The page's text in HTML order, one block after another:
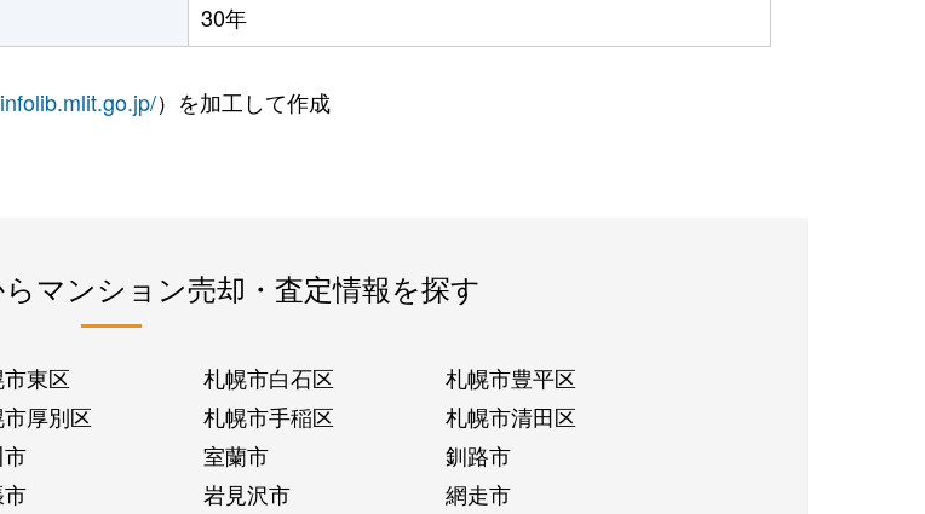
30年
）を加工して作成
マンション売却・査定情報を探す
東区 札幌市白石区
札幌市豊平区
厚別区 札幌市手稲区
札幌市清田区
室蘭市
釧路市
岩見沢市
網走市